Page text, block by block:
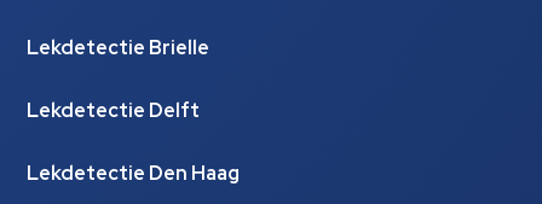
Lekdetectie Brielle
Lekdetectie Delft
Lekdetectie Den Haag